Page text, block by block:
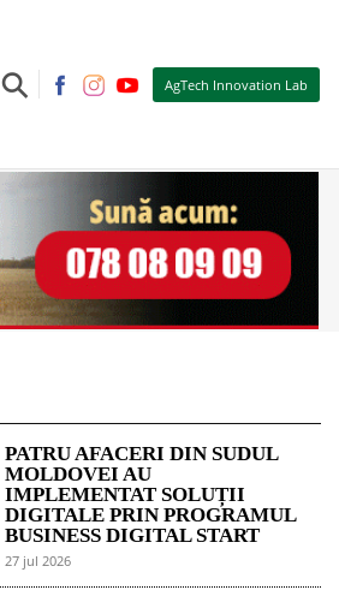
⚲ AgTech Innovation Lab
PATRU AFACERI DIN SUDUL
MOLDOVEI AU
IMPLEMENTAT SOLUȚII
DIGITALE PRIN PROGRAMUL
BUSINESS DIGITAL START
27 jul 2026